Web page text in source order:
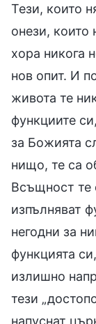
Тези, които
онези, които
хора никога
нов опит. И
живота те
функциите
за Божията
нищо, те са
Всъщност те
изпълняват
негодни за
функцията
излишно
тези
напуснат